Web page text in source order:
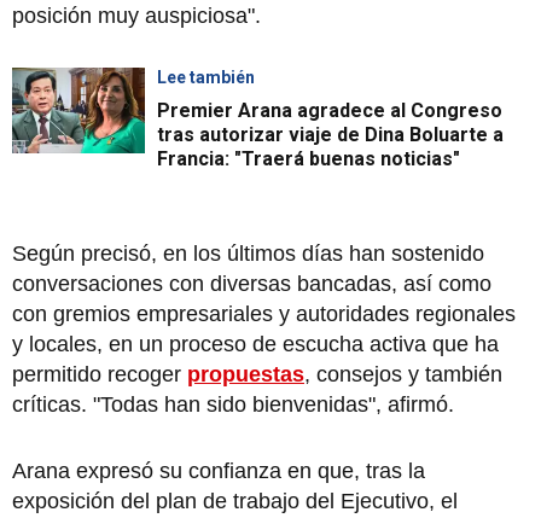
posición muy auspiciosa".
Lee también
Premier Arana agradece al Congreso
tras autorizar viaje de Dina Boluarte a
Francia: "Traerá buenas noticias"
Según precisó, en los últimos días han sostenido
conversaciones con diversas bancadas, así como
con gremios empresariales y autoridades regionales
y locales, en un proceso de escucha activa que ha
permitido recoger propuestas, consejos y también
críticas. "Todas han sido bienvenidas", afirmó.
Arana expresó su confianza en que, tras la
exposición del plan de trabajo del Ejecutivo, el